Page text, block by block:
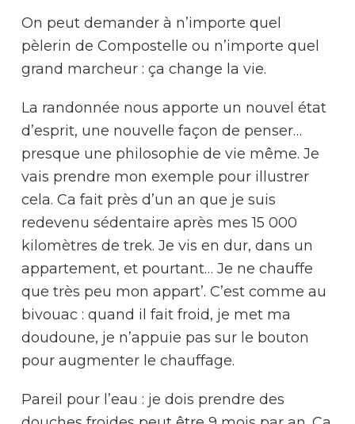
On peut demander à n’importe quel
pèlerin de Compostelle ou n’importe quel
grand marcheur : ça change la vie.
La randonnée nous apporte un nouvel état
d’esprit, une nouvelle façon de penser…
presque une philosophie de vie même. Je
vais prendre mon exemple pour illustrer
cela. Ca fait près d’un an que je suis
redevenu sédentaire après mes 15 000
kilomètres de trek. Je vis en dur, dans un
appartement, et pourtant… Je ne chauffe
que très peu mon appart’. C’est comme au
bivouac : quand il fait froid, je met ma
doudoune, je n’appuie pas sur le bouton
pour augmenter le chauffage.
Pareil pour l’eau : je dois prendre des